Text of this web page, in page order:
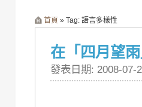
首頁 » Tag: 語言多樣性
在「四月望
發表日期: 2008-07-